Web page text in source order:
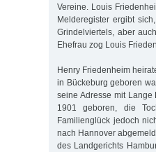
Vereine. Louis
Melderegister ergibt
Grindelviertels, aber
Ehefrau zog Louis
Henry Friedenheim
in Bückeburg geboren
seine Adresse mit
1901 geboren, die
Familienglück jedoch
nach Hannover
des Landgerichts